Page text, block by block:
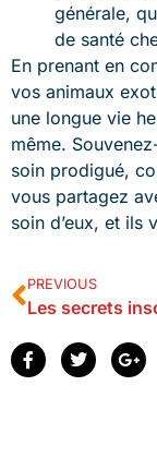
générale,
de santé
En prenant en
vos animaux
une longue vie
même.
soin prodigué,
vous partagez
soin d’eux, et ils
PREVIOUS